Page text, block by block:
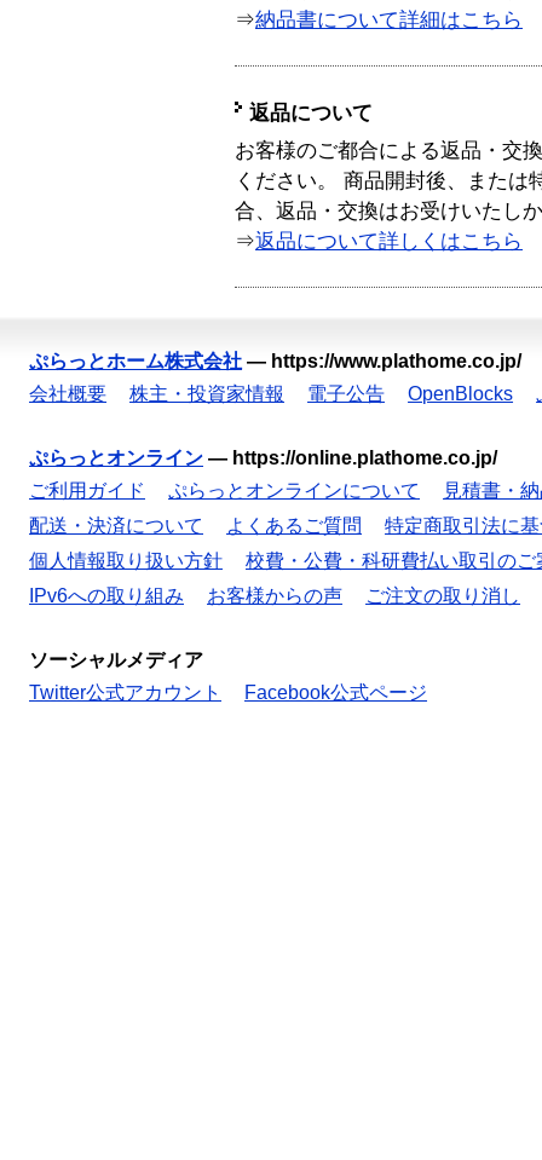
⇒納品書について詳細はこちら
返品について
お客様のご都合による返品・交
ください。 商品開封後、または
合、返品・交換はお受けいたし
⇒返品について詳しくはこちら
ぷらっとホーム株式会社 — https://www.plathome.co.jp/
会社概要
株主・投資家情報 電子公告 OpenBlocks
ぷらっとオンライン — https://online.plathome.co.jp/
ご利用ガイド
ぷらっとオンラインについて
見積書・
配送・決済について
よくあるご質問
特定商取引法に
個人情報取り扱い方針
校費・公費・科研費払い取引のご
IPv6への取り組み
お客様からの声 ご注文の取り消し
ソーシャルメディア
Twitter公式アカウント
Facebook公式ページ